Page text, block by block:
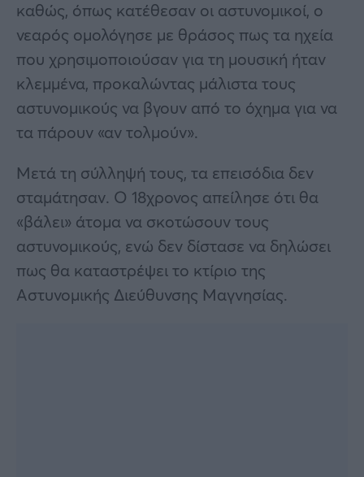
καθώς, όπως κατέθεσαν οι αστυνομικοί, ο
νεαρός ομολόγησε με θράσος πως τα ηχεία
που χρησιμοποιούσαν για τη μουσική ήταν
κλεμμένα, προκαλώντας μάλιστα τους
αστυνομικούς να βγουν από το όχημα για να
τα πάρουν «αν τολμούν».
Μετά τη σύλληψή τους, τα επεισόδια δεν
σταμάτησαν. Ο 18χρονος απείλησε ότι θα
«βάλει» άτομα να σκοτώσουν τους
αστυνομικούς, ενώ δεν δίστασε να δηλώσει
πως θα καταστρέψει το κτίριο της
Αστυνομικής Διεύθυνσης Μαγνησίας.